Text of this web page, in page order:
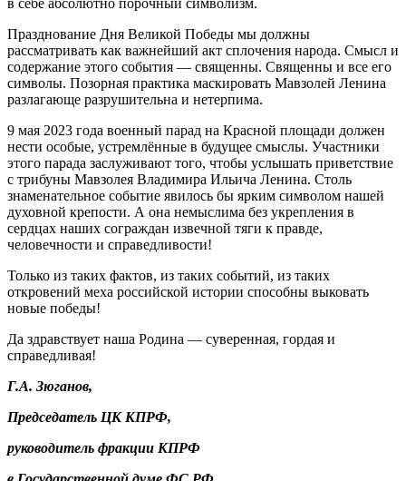
Празднование Дня Великой Победы мы должны
рассматривать как важнейший акт сплочения народа. Смысл и
содержание этого события — священны. Священны и все его
символы. Позорная практика маскировать Мавзолей Ленина
разлагающе разрушительна и нетерпима.
9 мая 2023 года военный парад на Красной площади должен
нести особые, устремлённые в будущее смыслы. Участники
этого парада заслуживают того, чтобы услышать приветствие
с трибуны Мавзолея Владимира Ильича Ленина. Столь
знаменательное событие явилось бы ярким символом нашей
духовной крепости. А она немыслима без укрепления в
сердцах наших сограждан извечной тяги к правде,
человечности и справедливости!
Только из таких фактов, из таких событий, из таких
откровений меха российской истории способны выковать
новые победы!
Да здравствует наша Родина — суверенная, гордая и
справедливая!
Г.А. Зюганов,
Председатель ЦК КПРФ,
руководитель фракции КПРФ